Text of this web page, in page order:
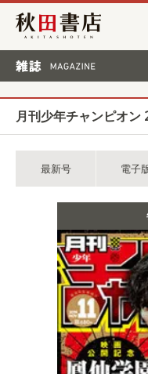
秋田書店
月刊少年チャンピオン
最新号 電子